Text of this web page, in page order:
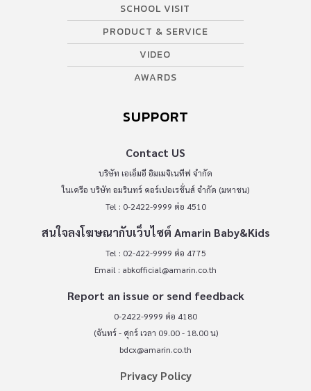
SCHOOL VISIT
PRODUCT & SERVICE
VIDEO
AWARDS
SUPPORT
Contact US
บริษัท เอเอ็มอี อิมเมจิเนทีฟ จำกัด
ในเครือ บริษัท อมรินทร์ คอร์เปอเรชั่นส์ จำกัด (มหาชน)
Tel : 0-2422-9999 ต่อ 4510
สนใจลงโฆษณากับเว็บไซต์ Amarin Baby&Kids
Tel : 02-422-9999 ต่อ 4775
Email : abkofficial@amarin.co.th
Report an issue or send feedback
0-2422-9999 ต่อ 4180
(จันทร์ - ศุกร์ เวลา 09.00 - 18.00 น)
bdcx@amarin.co.th
Privacy Policy